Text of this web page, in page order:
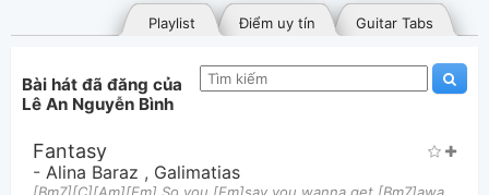
Guitar Tabs
Điểm uy tín
Playlist
Bài hát đã đăng của
Lê An Nguyễn Bình
Fantasy
- Alina Baraz , Galimatias